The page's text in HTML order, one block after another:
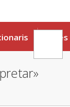
Eines